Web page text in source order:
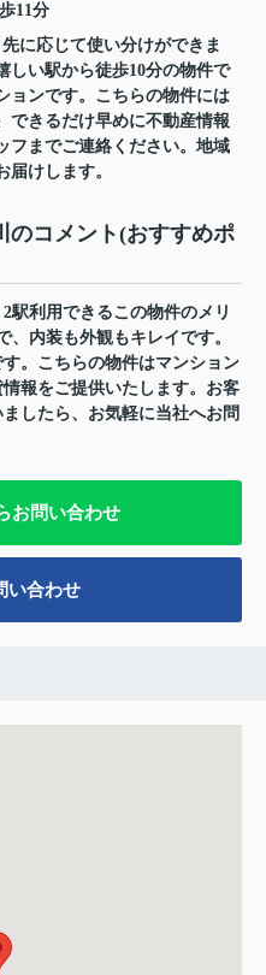
11分
に応じて使い分けができま
しい駅から徒歩10分の物件で
ョンです。こちらの物件には
できるだけ早めに不動産情報
フまでご連絡ください。地域
けします。
のコメント(おすすめポ
駅利用できるこの物件のメリ
、内装も外観もキレイです。
。こちらの物件はマンション
報をご提供いたします。お客
したら、お気軽に当社へお問
お問い合わせ
い合わせ